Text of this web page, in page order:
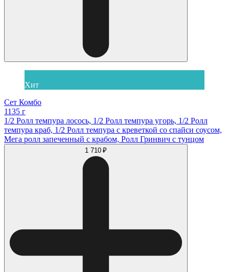
Хит
Сет Комбо
1135 г
1/2 Ролл темпура лосось, 1/2 Ролл темпура угорь, 1/2 Ролл
темпура краб, 1/2 Ролл темпура с креветкой со спайси соусом,
Мега ролл запеченный с крабом, Ролл Гринвич с тунцом
1 710 ₽